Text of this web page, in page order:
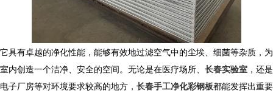
它具有卓越的净化性能，能够有效地过滤空气中的尘埃、细菌等杂质，为
室内创造一个洁净、安全的空间。无论是在医疗场所、 长春实验室 ，还是
电子厂房等对环境要求较高的地方， 长春手工净化彩钢板都能发挥出重要